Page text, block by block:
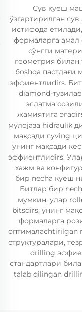
Сув куёш
ўзгартирилган
истифода
формаларга амал
сўнгги
геометрия билан
бoshqa пастдағи
эффиентлиdirs.
diamond-
эслатма
жамиятига
мулојаза hidraulik
мақсади суving
унинг мақсади
эффиентлиdirs.
хажм ва
бир necha куёш
Битлар бир
мумкин, улар
bitsdirs, унинг
формаларга
оптималасhtirilgan
структуралари,
drilling
стандартлари
talab qilingan